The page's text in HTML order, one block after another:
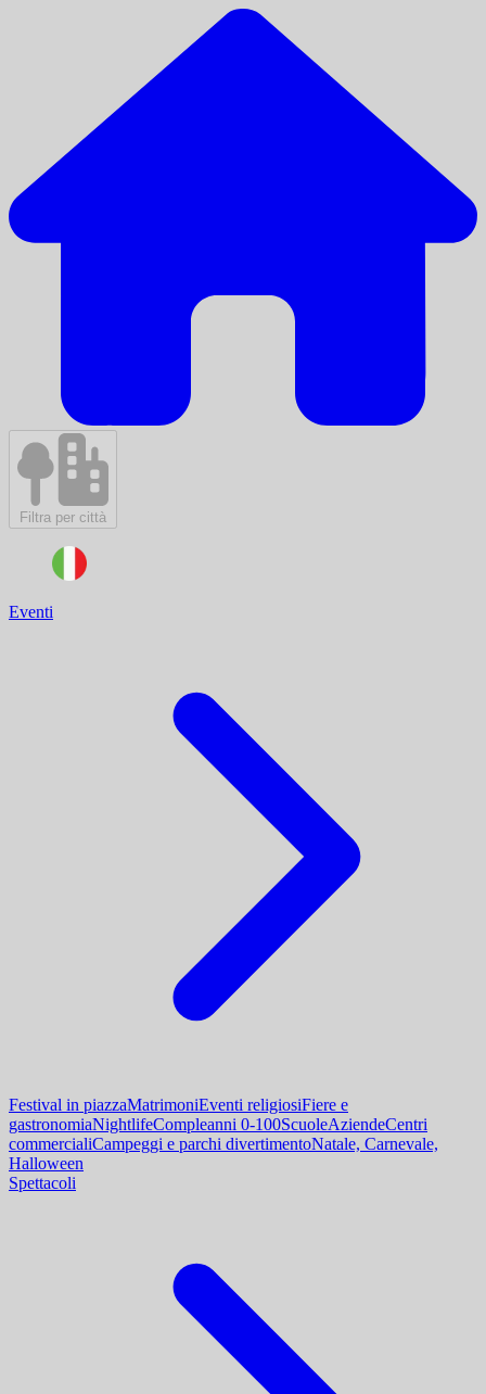
Filtra per città
Eventi
Festival in piazzaMatrimoniEventi religiosiFiere e
gastronomiaNightlifeCompleanni 0-100ScuoleAziendeCentri
commercialiCampeggi e parchi divertimentoNatale, Carnevale,
Halloween
Spettacoli